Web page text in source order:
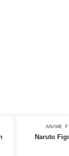
ANIME
Naruto